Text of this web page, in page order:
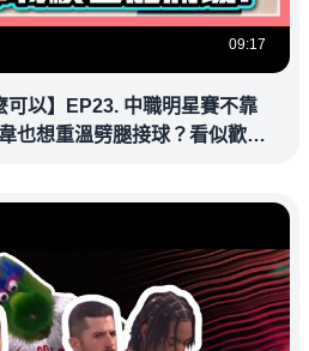
09:17
可以】EP23. 中職明星賽不靠
也想重溫劈腿接球？看似歡樂